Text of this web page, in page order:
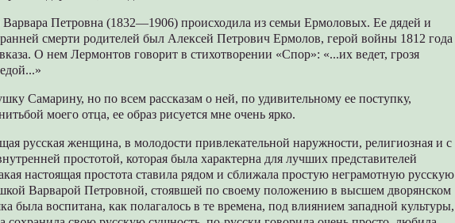
Варвара Петровна (1832—1906) происходила из семьи Ермоловых. Ее дядей и
смерти родителей был Алексей Петрович Ермолов, герой войны 1812 года
О нем Лермонтов говорит в стихотворении «Спор»: «...их ведет, грозя
Самарину, но по всем рассказам о ней, по удивительному ее поступку,
моего отца, ее образ рисуется мне очень ярко.
русская женщина, в молодости привлекательной наружности, религиозная и с
простотой, которая была характерна для лучших представителей
настоящая простота ставила рядом и сближала простую неграмотную русскую
Варварой Петровной, стоявшей по своему положению в высшем дворянском
была воспитана, как полагалось в те времена, под влиянием западной культуры,